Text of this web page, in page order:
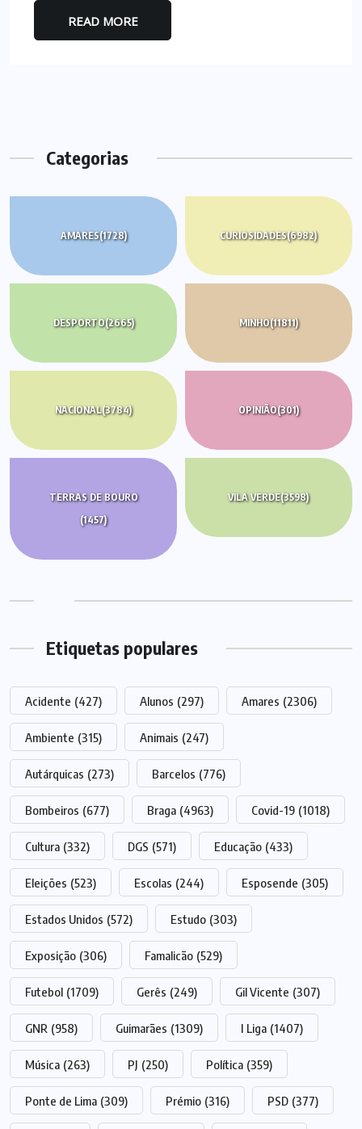
READ MORE
Categorias
AMARES(1728) CURIOSIDADES(6982)
DESPORTO(2665) MINHO(11811)
NACIONAL(3784) OPINIÃO(301)
TERRAS DE BOURO
(1457)
VILA VERDE(3598)
Etiquetas populares
Acidente (427) Alunos (297) Amares (2306)
Ambiente (315) Animais (247)
Autárquicas (273) Barcelos (776)
Bombeiros (677) Braga (4963) Covid-19 (1018)
Cultura (332) DGS (571) Educação (433)
Eleições (523) Escolas (244) Esposende (305)
Estados Unidos (572) Estudo (303)
Exposição (306) Famalicão (529)
Futebol (1709) Gerês (249) Gil Vicente (307)
GNR (958) Guimarães (1309) I Liga (1407)
Música (263) PJ (250) Política (359)
Ponte de Lima (309) Prémio (316) PSD (377)